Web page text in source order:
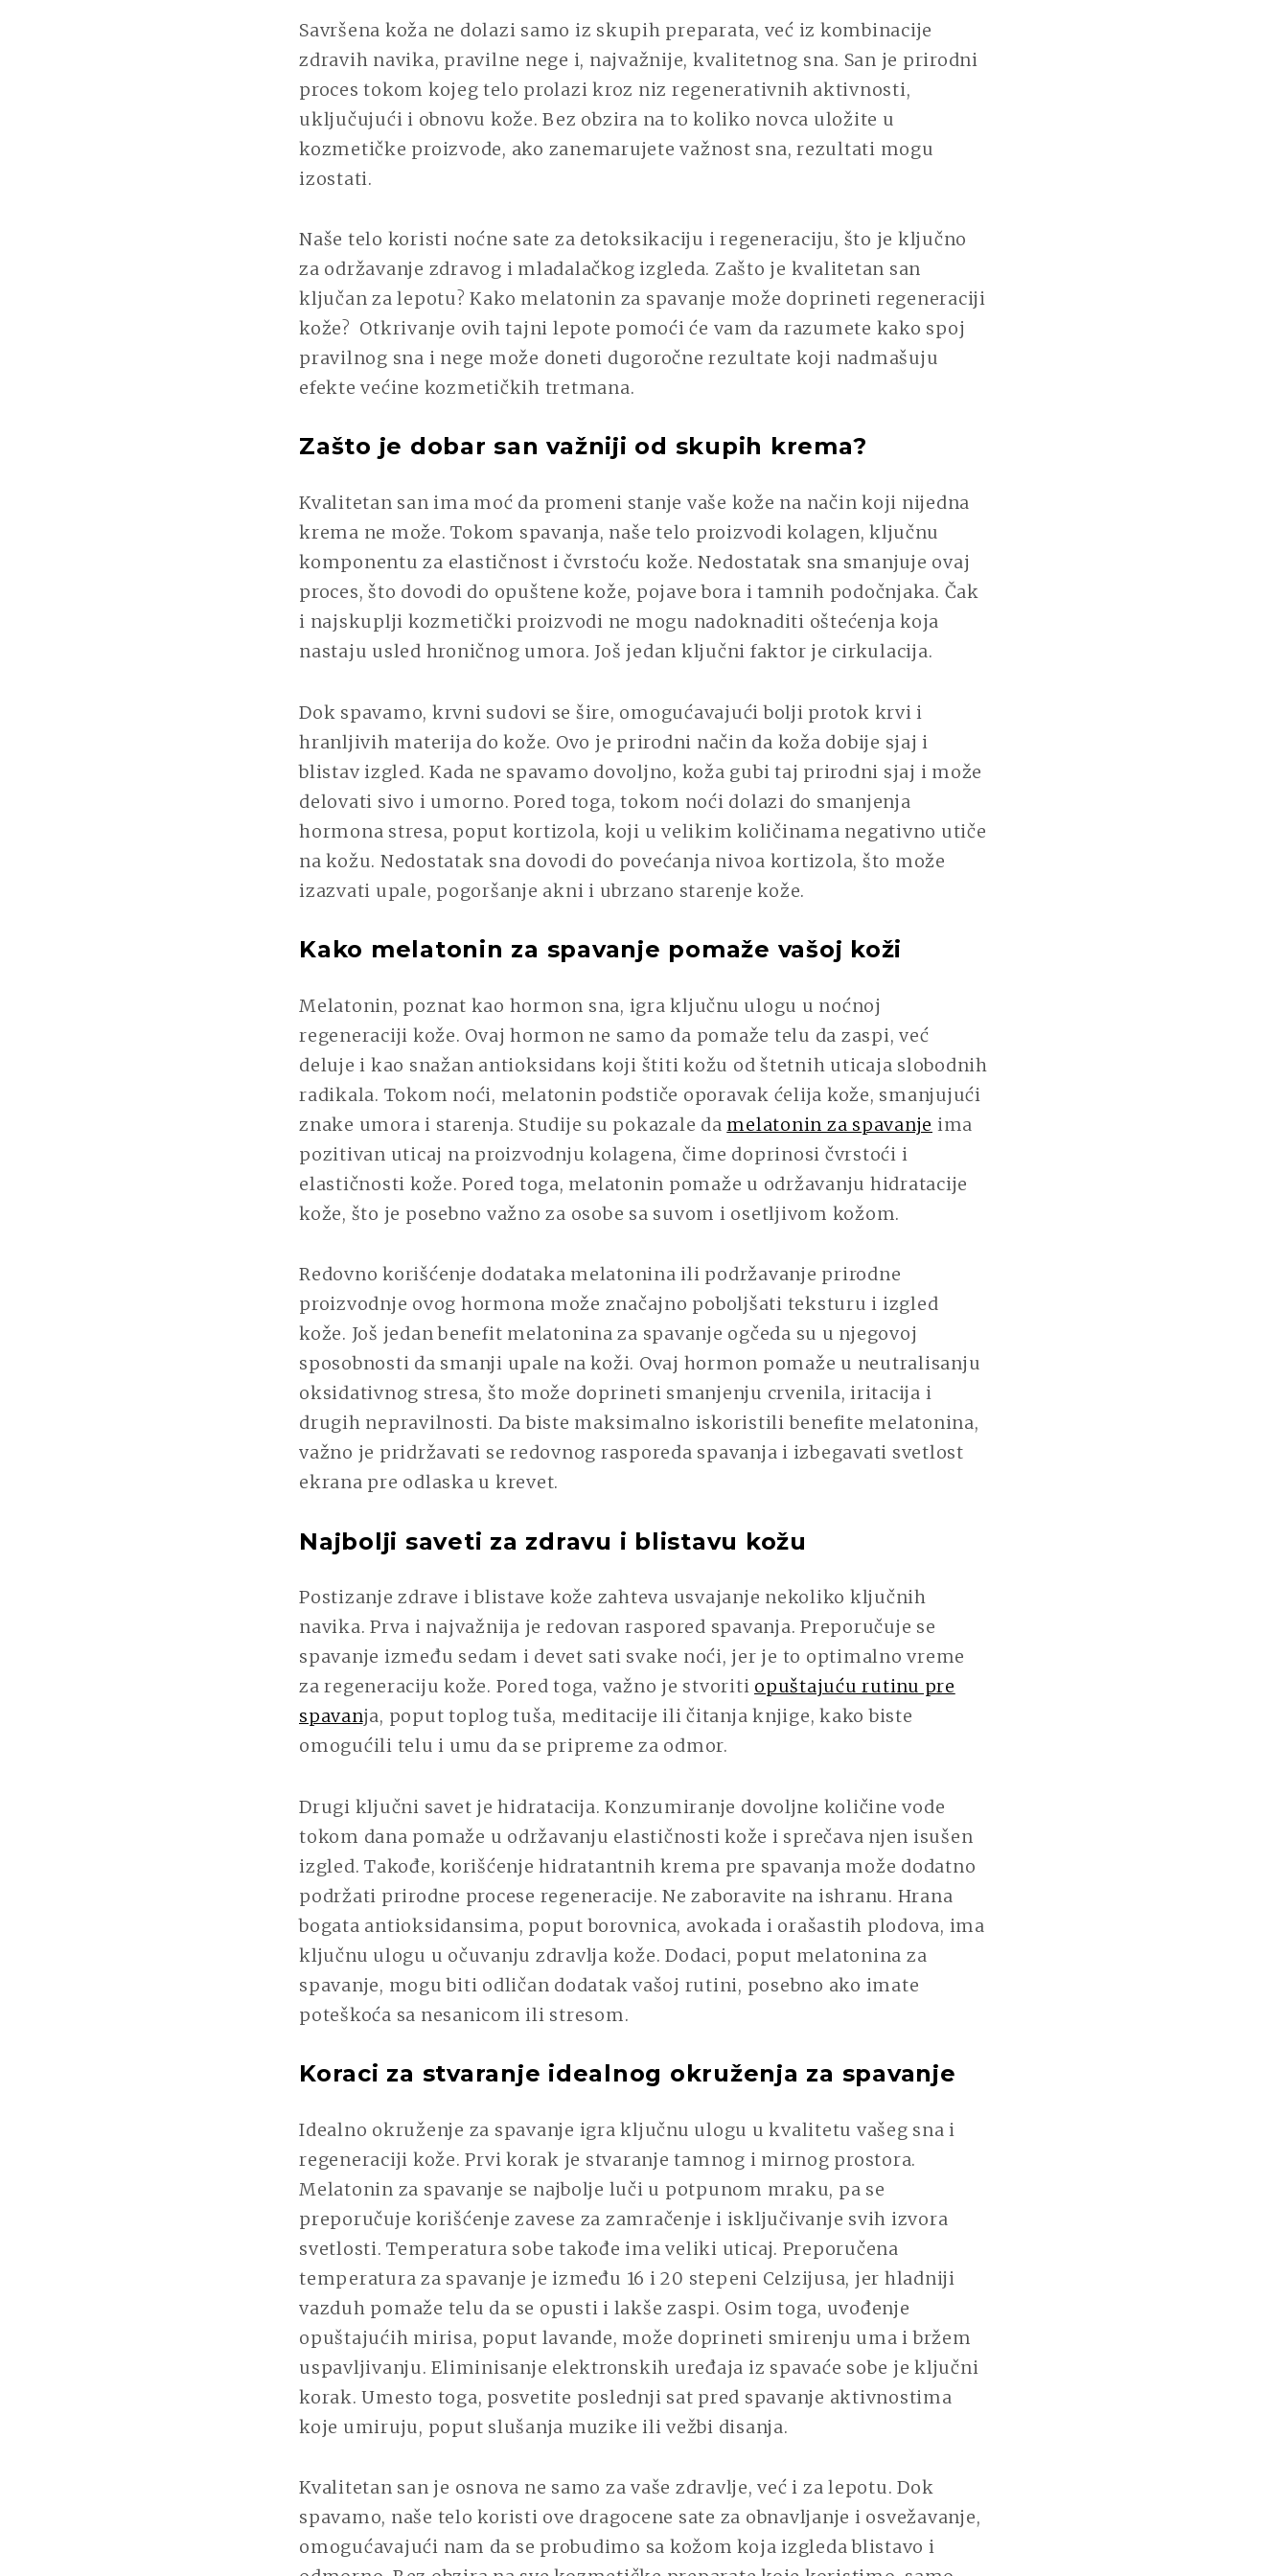
ZAPOČINJU
KVALITETNIM
SNOM
Savršena koža ne dolazi samo iz skupih preparata, već iz kombinacije
zdravih navika, pravilne nege i, najvažnije, kvalitetnog sna. San je prirodni
proces tokom kojeg telo prolazi kroz niz regenerativnih aktivnosti,
uključujući i obnovu kože. Bez obzira na to koliko novca uložite u
kozmetičke proizvode, ako zanemarujete važnost sna, rezultati mogu
izostati.
Naše telo koristi noćne sate za detoksikaciju i regeneraciju, što je ključno
za održavanje zdravog i mladalačkog izgleda. Zašto je kvalitetan san
ključan za lepotu? Kako melatonin za spavanje može doprineti regeneraciji
kože? Otkrivanje ovih tajni lepote pomoći će vam da razumete kako spoj
pravilnog sna i nege može doneti dugoročne rezultate koji nadmašuju
efekte većine kozmetičkih tretmana.
Zašto je dobar san važniji od skupih krema?
Kvalitetan san ima moć da promeni stanje vaše kože na način koji nijedna
krema ne može. Tokom spavanja, naše telo proizvodi kolagen, ključnu
komponentu za elastičnost i čvrstoću kože. Nedostatak sna smanjuje ovaj
proces, što dovodi do opuštene kože, pojave bora i tamnih podočnjaka. Čak
i najskuplji kozmetički proizvodi ne mogu nadoknaditi oštećenja koja
nastaju usled hroničnog umora. Još jedan ključni faktor je cirkulacija.
Dok spavamo, krvni sudovi se šire, omogućavajući bolji protok krvi i
hranljivih materija do kože. Ovo je prirodni način da koža dobije sjaj i
blistav izgled. Kada ne spavamo dovoljno, koža gubi taj prirodni sjaj i može
delovati sivo i umorno. Pored toga, tokom noći dolazi do smanjenja
hormona stresa, poput kortizola, koji u velikim količinama negativno utiče
na kožu. Nedostatak sna dovodi do povećanja nivoa kortizola, što može
izazvati upale, pogoršanje akni i ubrzano starenje kože.
Kako melatonin za spavanje pomaže vašoj koži
Melatonin, poznat kao hormon sna, igra ključnu ulogu u noćnoj
regeneraciji kože. Ovaj hormon ne samo da pomaže telu da zaspi, već
deluje i kao snažan antioksidans koji štiti kožu od štetnih uticaja slobodnih
radikala. Tokom noći, melatonin podstiče oporavak ćelija kože, smanjujući
znake umora i starenja. Studije su pokazale da melatonin za spavanje ima
pozitivan uticaj na proizvodnju kolagena, čime doprinosi čvrstoći i
elastičnosti kože. Pored toga, melatonin pomaže u održavanju hidratacije
kože, što je posebno važno za osobe sa suvom i osetljivom kožom.
Redovno korišćenje dodataka melatonina ili podržavanje prirodne
proizvodnje ovog hormona može značajno poboljšati teksturu i izgled
kože. Još jedan benefit melatonina za spavanje ogčeda su u njegovoj
sposobnosti da smanji upale na koži. Ovaj hormon pomaže u neutralisanju
oksidativnog stresa, što može doprineti smanjenju crvenila, iritacija i
drugih nepravilnosti. Da biste maksimalno iskoristili benefite melatonina,
važno je pridržavati se redovnog rasporeda spavanja i izbegavati svetlost
ekrana pre odlaska u krevet.
Najbolji saveti za zdravu i blistavu kožu
Postizanje zdrave i blistave kože zahteva usvajanje nekoliko ključnih
navika. Prva i najvažnija je redovan raspored spavanja. Preporučuje se
spavanje između sedam i devet sati svake noći, jer je to optimalno vreme
za regeneraciju kože. Pored toga, važno je stvoriti opuštajuću rutinu pre
spavanja, poput toplog tuša, meditacije ili čitanja knjige, kako biste
omogućili telu i umu da se pripreme za odmor.
Drugi ključni savet je hidratacija. Konzumiranje dovoljne količine vode
tokom dana pomaže u održavanju elastičnosti kože i sprečava njen isušen
izgled. Takođe, korišćenje hidratantnih krema pre spavanja može dodatno
podržati prirodne procese regeneracije. Ne zaboravite na ishranu. Hrana
bogata antioksidansima, poput borovnica, avokada i orašastih plodova, ima
ključnu ulogu u očuvanju zdravlja kože. Dodaci, poput melatonina za
spavanje, mogu biti odličan dodatak vašoj rutini, posebno ako imate
poteškoća sa nesanicom ili stresom.
Koraci za stvaranje idealnog okruženja za spavanje
Idealno okruženje za spavanje igra ključnu ulogu u kvalitetu vašeg sna i
regeneraciji kože. Prvi korak je stvaranje tamnog i mirnog prostora.
Melatonin za spavanje se najbolje luči u potpunom mraku, pa se
preporučuje korišćenje zavese za zamračenje i isključivanje svih izvora
svetlosti. Temperatura sobe takođe ima veliki uticaj. Preporučena
temperatura za spavanje je između 16 i 20 stepeni Celzijusa, jer hladniji
vazduh pomaže telu da se opusti i lakše zaspi. Osim toga, uvođenje
opuštajućih mirisa, poput lavande, može doprineti smirenju uma i bržem
uspavljivanju. Eliminisanje elektronskih uređaja iz spavaće sobe je ključni
korak. Umesto toga, posvetite poslednji sat pred spavanje aktivnostima
koje umiruju, poput slušanja muzike ili vežbi disanja.
Kvalitetan san je osnova ne samo za vaše zdravlje, već i za lepotu. Dok
spavamo, naše telo koristi ove dragocene sate za obnavljanje i osvežavanje,
omogućavajući nam da se probudimo sa kožom koja izgleda blistavo i